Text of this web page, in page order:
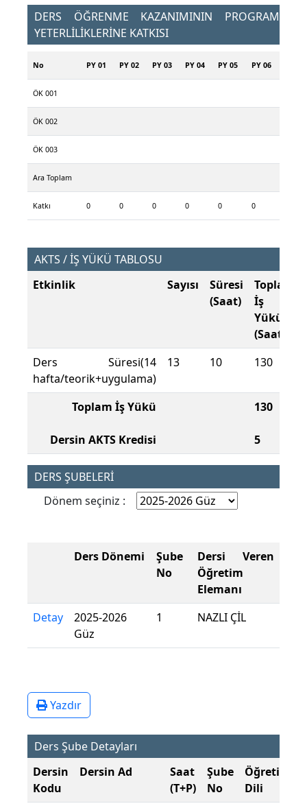
DERS ÖĞRENME KAZANIMININ PROGRAM
YETERLİLİKLERİNE KATKISI
No PY 01 PY 02 PY 03 PY 04 PY 05 PY 06
ÖK 001
ÖK 002
ÖK 003
Ara Toplam
Katkı 0 0 0 0 0 0
AKTS / İŞ YÜKÜ TABLOSU
Etkinlik
Sayısı
Süresi
(Saat)
Toplam
İş
Yükü
(Saat)
Ders Süresi(14
hafta/teorik+uygulama)
13 10 130
Toplam İş Yükü
Dersin AKTS Kredisi
130
5
DERS ŞUBELERİ
Dönem seçiniz :
Ders Dönemi
Şube
No
Dersi Veren
Öğretim
Elemanı
Detay
2025-2026
Güz
1 NAZLI ÇİL
Yazdır
Ders Şube Detayları
Dersin
Kodu
Dersin Ad
Saat
(T+P)
Şube
No
Öğretim
Dili